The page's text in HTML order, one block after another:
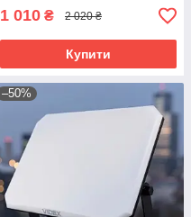
1 010 ₴ 2 020 ₴
Купити
–50%